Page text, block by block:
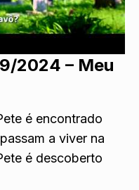
2024 – Meu
é encontrado
a viver na
é descoberto